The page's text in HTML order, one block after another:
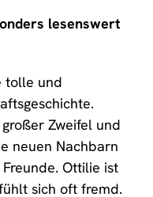
lesenswert
tolle und
Zweifel und
neuen Nachbarn
Ottilie ist
sich oft fremd.